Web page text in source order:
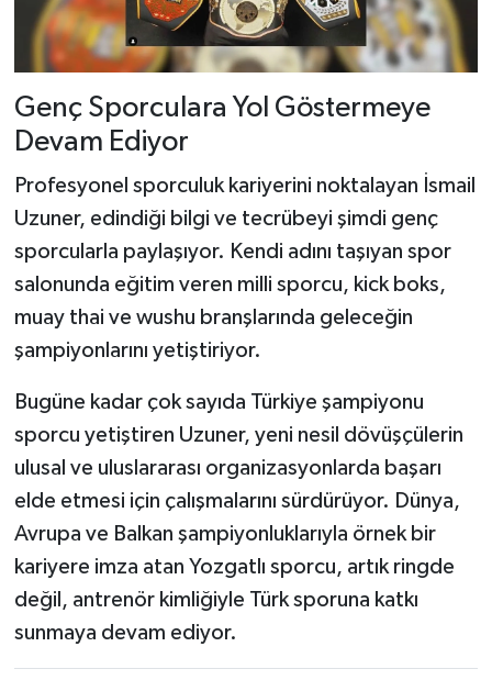
Genç Sporculara Yol Göstermeye
Devam Ediyor
Profesyonel sporculuk kariyerini noktalayan İsmail
Uzuner, edindiği bilgi ve tecrübeyi şimdi genç
sporcularla paylaşıyor. Kendi adını taşıyan spor
salonunda eğitim veren milli sporcu, kick boks,
muay thai ve wushu branşlarında geleceğin
şampiyonlarını yetiştiriyor.
Bugüne kadar çok sayıda Türkiye şampiyonu
sporcu yetiştiren Uzuner, yeni nesil dövüşçülerin
ulusal ve uluslararası organizasyonlarda başarı
elde etmesi için çalışmalarını sürdürüyor. Dünya,
Avrupa ve Balkan şampiyonluklarıyla örnek bir
kariyere imza atan Yozgatlı sporcu, artık ringde
değil, antrenör kimliğiyle Türk sporuna katkı
sunmaya devam ediyor.